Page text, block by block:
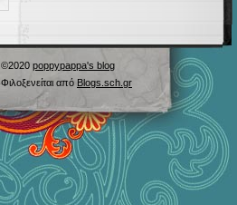
©2020 poppypappa's blog
Φιλοξενείται από Blogs.sch.gr